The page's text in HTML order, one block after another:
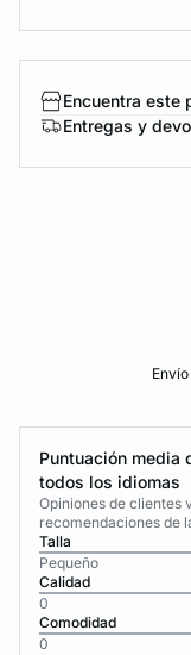
Encuentra este
Entregas y
Puntuación media
todos los idiomas
Opiniones de clientes
recomendaciones de
Talla
Pequeño
Calidad
0
Comodidad
0